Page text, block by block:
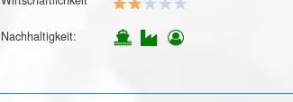
Nachhaltigkeit: